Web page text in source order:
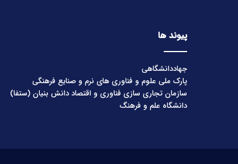
پیوند ها
جهاددانشگاهی
پارک ملی علوم و فناوری های نرم و صنایع فرهنگی
سازمان تجاری سازی فناوری و اقتصاد دانش بنیان (ستفا)
دانشگاه علم و فرهنگ